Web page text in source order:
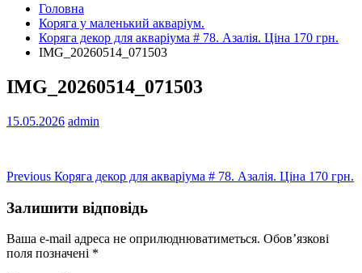
Головна
Коряга у маленький акваріум.
Коряга декор для акваріума # 78. Азалія. Ціна 170 грн.
IMG_20260514_071503
IMG_20260514_071503
15.05.2026 admin
Навігація
записів
Previous Previous
Коряга декор для акваріума # 78. Азалія. Ціна 170 грн.
Залишити відповідь
Ваша e-mail адреса не оприлюднюватиметься. Обов’язкові
поля позначені *